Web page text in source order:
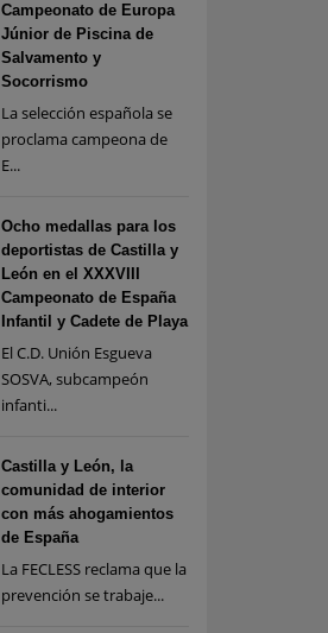
Campeonato de Europa
Júnior de Piscina de
Salvamento y
Socorrismo
La selección española se
proclama campeona de
E...
Ocho medallas para los
deportistas de Castilla y
León en el XXXVIII
Campeonato de España
Infantil y Cadete de Playa
El C.D. Unión Esgueva
SOSVA, subcampeón
infanti...
Castilla y León, la
comunidad de interior
con más ahogamientos
de España
La FECLESS reclama que la
prevención se trabaje...